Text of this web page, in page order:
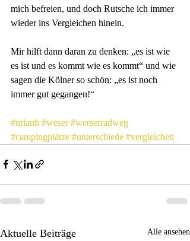
mich befreien, und doch Rutsche ich immer
wieder ins Vergleichen hinein.
Mir hilft dann daran zu denken: „es ist wie
es ist und es kommt wie es kommt“ und wie
sagen die Kölner so schön: „es ist noch
immer gut gegangen!“
#urlaub #weser #werserradweg
#campingplätze #unterschiede #vergleichen
Aktuelle Beiträge Alle ansehen